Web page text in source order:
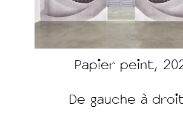
Papier peint,
De gauche à